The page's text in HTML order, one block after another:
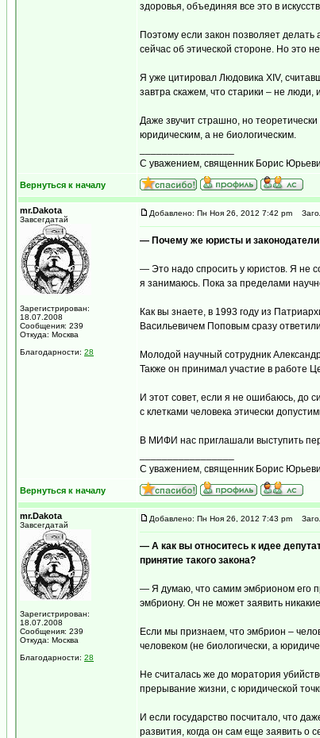
здоровья, объединяя все это в
Поэтому если закон позволяет
сейчас об этической стороне. Но это
Я уже цитировал Людовика XIV,
завтра скажем, что старики – не
Даже звучит страшно, но
юридическим, а не биологическим.
С уважением, священник Борис
Вернуться к началу
mr.Dakota
Завсегдатай
Зарегистрирован:
18.07.2008
Сообщения: 239
Откуда: Москва
Благодарности: 28
Добавлено: Пн Ноя 26, 2012 7:42 pm
— Почему же юристы и законодатели
— Это надо спросить у юристов. Я не
я занимаюсь. Пока за пределами
Как вы знаете, в 1993 году из
Васильевичем Поповым сразу
Молодой научный сотрудник
Также он принимал участие в работе
И этот совет, если я не ошибаюсь, до
с клетками человека этически
В МИФИ нас приглашали выступить
С уважением, священник Борис
Вернуться к началу
mr.Dakota
Завсегдатай
Зарегистрирован:
18.07.2008
Сообщения: 239
Откуда: Москва
Благодарности: 28
Добавлено: Пн Ноя 26, 2012 7:43 pm
— А как вы относитесь к идее
принятие такого закона?
— Я думаю, что самим эмбрионом его
эмбриону. Он не может заявить
Если мы признаем, что эмбрион –
человеком (не биологически, а
Не считалась же до моратория
прерывание жизни, с юридической
И если государство посчитало, что
развития, когда он сам еще заявить о